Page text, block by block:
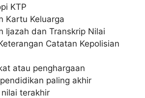
KTP
Kartu Keluarga
Ijazah dan Transkrip Nilai
Catatan Kepolisian
atau penghargaan
paling akhir
terakhir